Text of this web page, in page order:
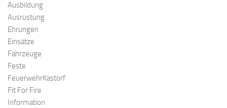
Ausbildung
Ausrüstung
Ehrungen
Einsätze
Fahrzeuge
Feste
FeuerwehrKastorf
Fit For Fire
Information